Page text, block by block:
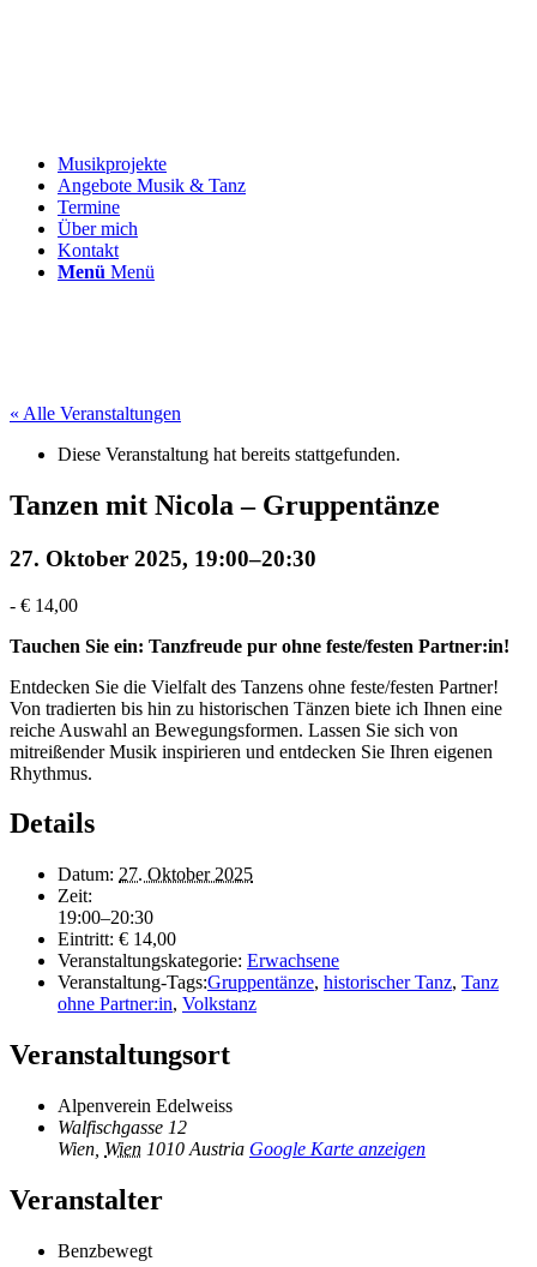
Musikprojekte
Angebote Musik & Tanz
Termine
Über mich
Kontakt
Menü Menü
« Alle Veranstaltungen
Diese Veranstaltung hat bereits stattgefunden.
Tanzen mit Nicola – Gruppentänze
27. Oktober 2025, 19:00–20:30
- € 14,00
Tauchen Sie ein: Tanzfreude pur ohne feste/festen Partner:in!
Entdecken Sie die Vielfalt des Tanzens ohne feste/festen Partner!
Von tradierten bis hin zu historischen Tänzen biete ich Ihnen eine
reiche Auswahl an Bewegungsformen. Lassen Sie sich von
mitreißender Musik inspirieren und entdecken Sie Ihren eigenen
Rhythmus.
Details
Datum: 27. Oktober 2025
Zeit:
19:00–20:30
Eintritt: € 14,00
Veranstaltungskategorie: Erwachsene
Veranstaltung-Tags:Gruppentänze, historischer Tanz, Tanz
ohne Partner:in, Volkstanz
Veranstaltungsort
Alpenverein Edelweiss
Walfischgasse 12
Wien Wien 1010 Austria Google Karte anzeigen
Veranstalter
Benzbewegt